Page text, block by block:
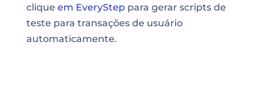
clique em EverySteppara gerar scripts de
teste para transações de usuário
automaticamente.